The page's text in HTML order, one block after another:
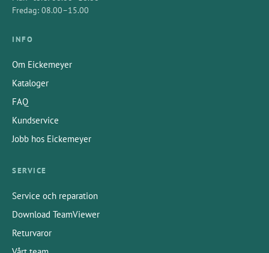
Fredag: 08.00–15.00
INFO
Om Eickemeyer
Kataloger
FAQ
Kundservice
Jobb hos Eickemeyer
SERVICE
Service och reparation
Download TeamViewer
Returvaror